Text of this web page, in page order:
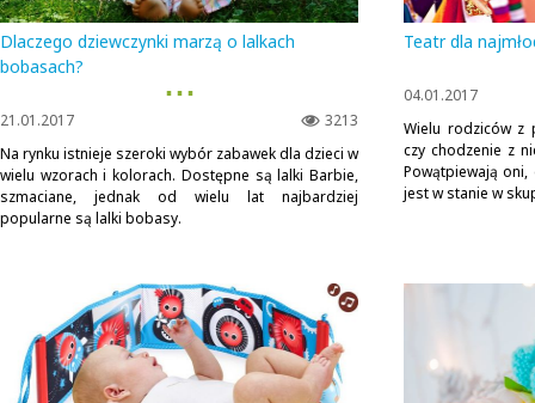
Dlaczego dziewczynki marzą o lalkach
bobasach?
▪ ▪ ▪
3213
21.01.2017
Na rynku istnieje szeroki wybór zabawek dla dzieci w
wielu wzorach i kolorach. Dostępne są lalki Barbie,
szmaciane, jednak od wielu lat najbardziej
popularne są lalki bobasy.
Teatr dla
04.01.2017
Wielu rodziców z
czy chodzenie z
Powątpiewają
jest w stanie w